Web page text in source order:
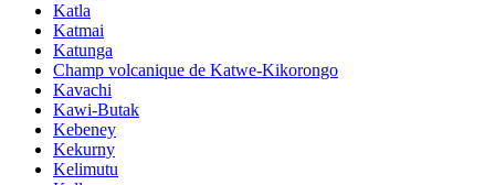
Katla
Katmai
Katunga
Champ volcanique de Katwe-Kikorongo
Kavachi
Kawi-Butak
Kebeney
Kekurny
Kelimutu